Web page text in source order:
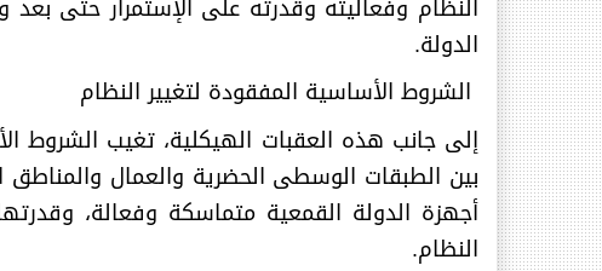
الدولة.
الشروط الأساسية المفقودة لتغيير النظام
إلى جانب هذه العقبات الهيكلية، تغيب الشروط
بين الطبقات الوسطى الحضرية والعمال
أجهزة الدولة القمعية متماسكة وفعالة،
النظام.